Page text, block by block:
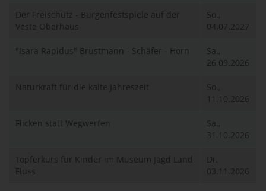
Der Freischütz - Burgenfestspiele auf der
Veste Oberhaus
So.,
04.07.2027
"Isara Rapidus" Brustmann - Schäfer - Horn
Sa.,
26.09.2026
Naturkraft für die kalte Jahreszeit
So.,
11.10.2026
Flicken statt Wegwerfen
Sa.,
31.10.2026
Töpferkurs für Kinder im Museum Jagd Land
Fluss
Di.,
03.11.2026